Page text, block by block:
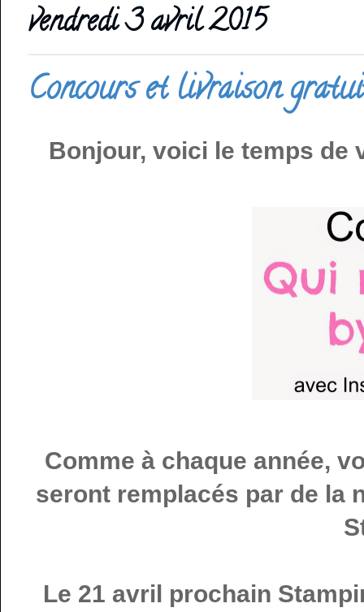
vendredi 3 avril 2015
Concours et livraison
Bonjour, voici le temps de
Comme à chaque année,
seront remplacés par de la
Le 21 avril prochain